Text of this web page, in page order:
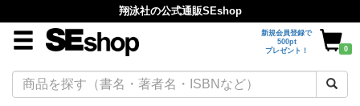
翔泳社の公式通販SEshop
新規会員登録で
500pt
プレゼント！
0